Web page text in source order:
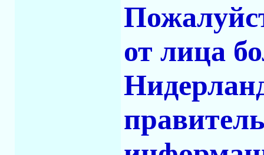
от лица